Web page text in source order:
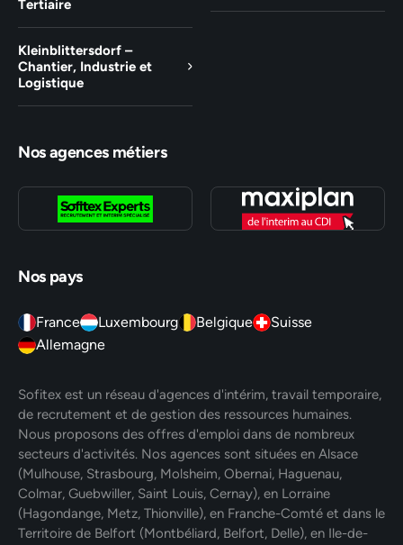
Tertiaire
Kleinblittersdorf –
Chantier, Industrie et
Logistique
Nos agences métiers
Nos pays
France Luxembourg Belgique
Suisse
Allemagne
Sofitex est un réseau d'agences d'intérim, travail temporaire,
de recrutement et de gestion des ressources humaines.
Nous proposons des offres d'emploi dans de nombreux
secteurs d'activités. Nos agences sont situées en Alsace
(Mulhouse, Strasbourg, Molsheim, Obernai, Haguenau,
Colmar, Guebwiller, Saint Louis, Cernay), en Lorraine
(Hagondange, Metz, Thionville), en Franche-Comté et dans le
Territoire de Belfort (Montbéliard, Belfort, Delle), en Ile-de-